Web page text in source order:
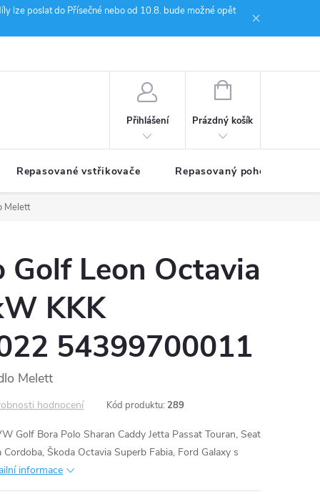
lze poslat do Přísečné nebo od 10.8. bude možné opět
Přihlášení
NÁKUPNÍ
Prázdný košík
Repasované vstřikovače Repasovaný pohon TDM
Melett
Golf Leon Octavia
KKK
54399700011
Melett
hodnocení Kód produktu: 289
Golf Bora Polo Sharan Caddy Jetta Passat Touran, Seat
Škoda Octavia Superb Fabia, Ford Galaxy s
informace